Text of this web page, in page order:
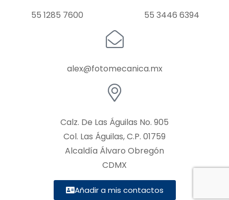
55 1285 7600 55 3446 6394
alex@fotomecanica.mx
Calz. De Las Águilas No. 905
Col. Las Águilas, C.P. 01759
Alcaldía Álvaro Obregón
CDMX
Añadir a mis contactos